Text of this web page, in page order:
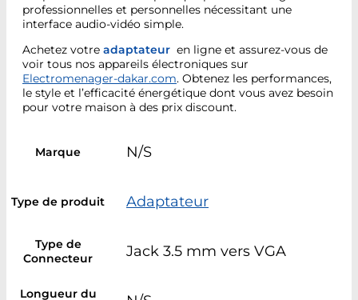
professionnelles et personnelles nécessitant une
interface audio-vidéo simple.
Achetez votre adaptateur en ligne et assurez-vous de
voir tous nos appareils électroniques sur
Electromenager-dakar.com. Obtenez les performances,
le style et l’efficacité énergétique dont vous avez besoin
pour votre maison à des prix discount.
Marque N/S
Type de produit Adaptateur
Type de
Connecteur
Jack 3.5 mm vers VGA
Longueur du